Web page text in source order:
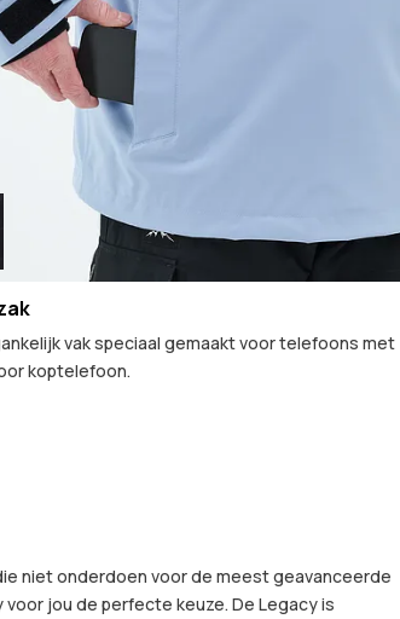
vak speciaal gemaakt voor telefoons met
koptelefoon.
niet onderdoen voor de meest geavanceerde
jou de perfecte keuze. De Legacy is